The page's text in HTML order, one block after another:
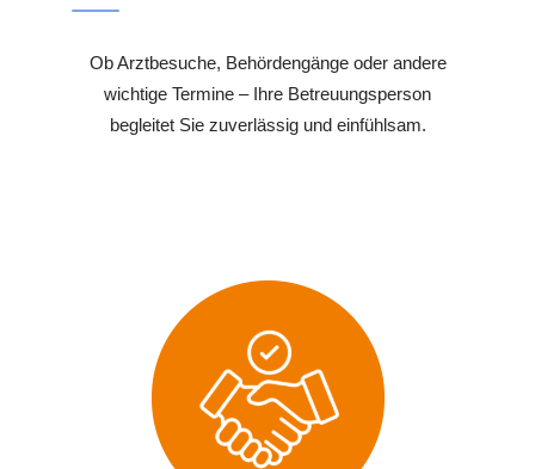
Ob Arztbesuche, Behördengänge oder andere
wichtige Termine – Ihre Betreuungsperson
begleitet Sie zuverlässig und einfühlsam.